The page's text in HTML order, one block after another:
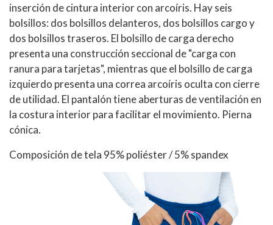
inserción de cintura interior con arcoíris. Hay seis
bolsillos: dos bolsillos delanteros, dos bolsillos cargo y
dos bolsillos traseros. El bolsillo de carga derecho
presenta una construcción seccional de "carga con
ranura para tarjetas", mientras que el bolsillo de carga
izquierdo presenta una correa arcoíris oculta con cierre
de utilidad. El pantalón tiene aberturas de ventilación en
la costura interior para facilitar el movimiento. Pierna
cónica.
Composición de tela 95% poliéster / 5% spandex